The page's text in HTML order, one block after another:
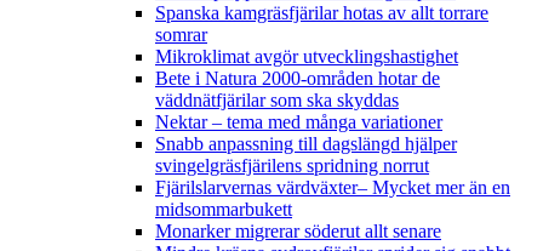
Spanska kamgräsfjärilar hotas av allt torrare
somrar
Mikroklimat avgör utvecklingshastighet
Bete i Natura 2000-områden hotar de
väddnätfjärilar som ska skyddas
Nektar – tema med många variationer
Snabb anpassning till dagslängd hjälper
svingelgräsfjärilens spridning norrut
Fjärilslarvernas värdväxter– Mycket mer än en
midsommarbukett
Monarker migrerar söderut allt senare